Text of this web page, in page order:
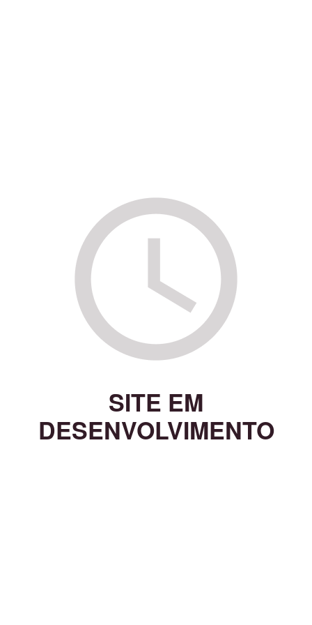
SITE EM
DESENVOLVIMENTO